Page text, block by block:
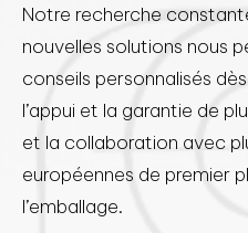
Notre recherche
nouvelles solutions nous
conseils personnalisés
l’appui et la garantie de
et la collaboration avec
européennes de premier
l’emballage.